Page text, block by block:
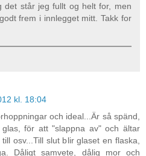
det står jeg fullt og helt for, men
frem i innlegget mitt. Takk for
kl. 18:04
och ideal...Är så spänd,
för att "slappna av" och ältar
osv...Till slut blir glaset en flaska,
Dåligt samvete, dålig mor och